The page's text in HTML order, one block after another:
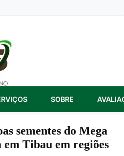
SOBRE
sementes do Mega
em Tibau em regiões